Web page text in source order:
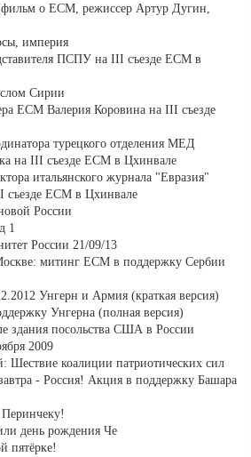
о ЕСМ, режиcсер Артур Дугин,
империя
ПСПУ на III съезде ЕСМ в
Сирии
ЕСМ Валерия Коровина на III съезде
турецкого отделения МЕД
на III съезде ЕСМ в Цхинвале
итальянского журнала "Евразия"
съезде ЕСМ в Цхинвале
России
1
России 21/09/13
митинг ЕСМ в поддержку Сербии
Унгерн и Армия (краткая версия)
Унгерна (полная версия)
здания посольства США в России
2009
Шествие коалиции патриотических сил
- Россия! Акция в поддержку Башара
день рождения Че
пятёрке!